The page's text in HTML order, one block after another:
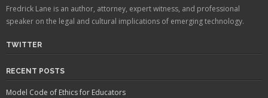
Fredrick Lane is an author, attorney, expert witness, and professional
speaker on the legal and cultural implications of emerging technology.
TWITTER
RECENT POSTS
Model Code of Ethics for Educators